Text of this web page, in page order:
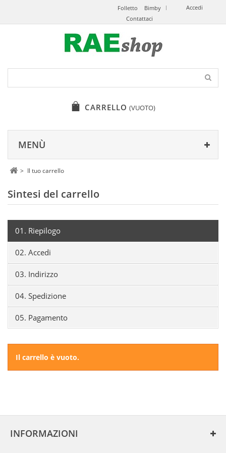
Accedi
Folletto
Bimby
Contattaci
CARRELLO (VUOTO)
MENÙ
> Il tuo carrello
Sintesi del carrello
01. Riepilogo
02. Accedi
03. Indirizzo
04. Spedizione
05. Pagamento
Il carrello è vuoto.
INFORMAZIONI